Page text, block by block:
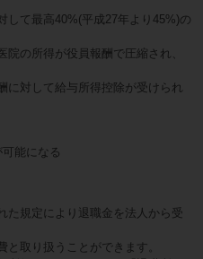
して最高40%(平成27年より45%)の
院の所得が役員報酬で圧縮され、
に対して給与所得控除が受けられ
能になる
た規定により退職金を法人から受
取り扱うことができます。